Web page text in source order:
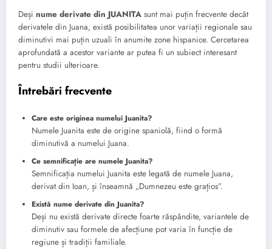
Deși nume derivate din JUANITA sunt mai puțin frecvente decât
derivatele din Juana, există posibilitatea unor variații regionale sau
diminutivi mai puțin uzuali în anumite zone hispanice. Cercetarea
aprofundată a acestor variante ar putea fi un subiect interesant
pentru studii ulterioare.
Întrebări frecvente
Care este originea numelui Juanita?
Numele Juanita este de origine spaniolă, fiind o formă
diminutivă a numelui Juana.
Ce semnificație are numele Juanita?
Semnificația numelui Juanita este legată de numele Juana,
derivat din Ioan, și înseamnă „Dumnezeu este grațios”.
Există nume derivate din Juanita?
Deși nu există derivate directe foarte răspândite, variantele de
diminutiv sau formele de afecțiune pot varia în funcție de
regiune și tradiții familiale.